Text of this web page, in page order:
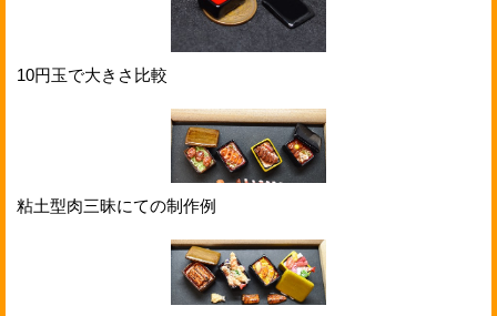
10円玉で大きさ比較
粘土型肉三昧にての制作例